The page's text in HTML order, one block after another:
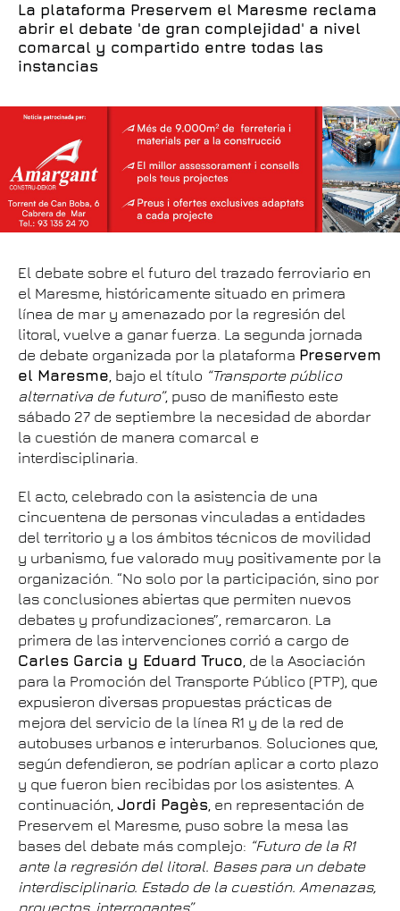
La plataforma Preservem el Maresme reclama
abrir el debate 'de gran complejidad' a nivel
comarcal y compartido entre todas las
instancias
El debate sobre el futuro del trazado ferroviario en
el Maresme, históricamente situado en primera
línea de mar y amenazado por la regresión del
litoral, vuelve a ganar fuerza. La segunda jornada
de debate organizada por la plataforma Preservem
el Maresme , bajo el título “Transporte público
alternativa de futuro”, puso de manifiesto este
sábado 27 de septiembre la necesidad de abordar
la cuestión de manera comarcal e
interdisciplinaria.
El acto, celebrado con la asistencia de una
cincuentena de personas vinculadas a entidades
del territorio y a los ámbitos técnicos de movilidad
y urbanismo, fue valorado muy positivamente por la
organización. “No solo por la participación, sino por
las conclusiones abiertas que permiten nuevos
debates y profundizaciones”, remarcaron. La
primera de las intervenciones corrió a cargo de
Carles Garcia y Eduard Truco , de la Asociación
para la Promoción del Transporte Público (PTP), que
expusieron diversas propuestas prácticas de
mejora del servicio de la línea R1 y de la red de
autobuses urbanos e interurbanos. Soluciones que,
según defendieron, se podrían aplicar a corto plazo
y que fueron bien recibidas por los asistentes. A
continuación, Jordi Pagès , en representación de
Preservem el Maresme, puso sobre la mesa las
bases del debate más complejo: “Futuro de la R1
ante la regresión del litoral. Bases para un debate
interdisciplinario. Estado de la cuestión. Amenazas,
proyectos, interrogantes”.